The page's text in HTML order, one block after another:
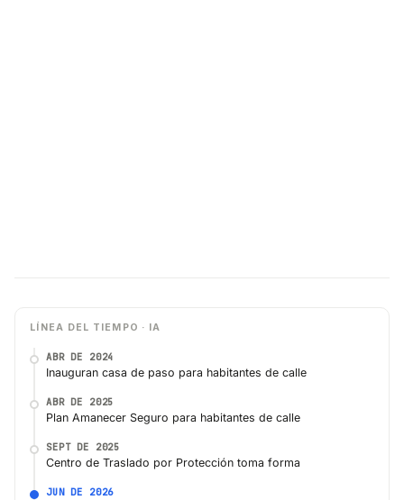
LÍNEA DEL TIEMPO · IA
ABR DE 2024
Inauguran casa de paso para habitantes de calle
ABR DE 2025
Plan Amanecer Seguro para habitantes de calle
SEPT DE 2025
Centro de Traslado por Protección toma forma
JUN DE 2026